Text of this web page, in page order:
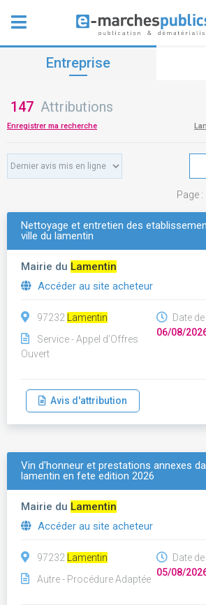
Entreprise
147 Attributions
Enregistrer ma recherche
Page :
Nettoyage et entretien des
ville du lamentin
Mairie du Lamentin
Accéder au site acheteur
97232
Lamentin
Service - Appel d'Offres
Ouvert
Date
06/08/
Avis d'attribution
Vin d'honneur et prestations annexes
lamentin en fete edition 2026
Mairie du Lamentin
Accéder au site acheteur
97232
Lamentin
Autre - Procédure Adaptée
Date
05/08/